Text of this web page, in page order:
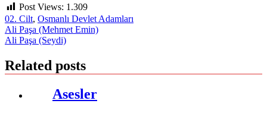
Post Views: 1.309
02. Cilt, Osmanlı Devlet Adamları
Yazı
gezinmesi
Ali Paşa (Mehmet Emin)
Ali Paşa (Seydi)
Related posts
Asesler